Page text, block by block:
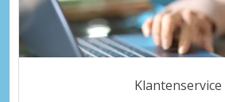
Klantenservice